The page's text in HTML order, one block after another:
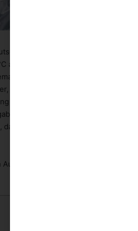
eine außergewöhnliche
an drei aufeinanderfolgenden Tagen
Wetteraufzeichnungen hier
doch gerade dieser Sommer mit
ist eigentlich ein typischer
Wir lieben die Hitze und wollen die
vergessen wir oftmals uns
doch es sind kleine Dinge,